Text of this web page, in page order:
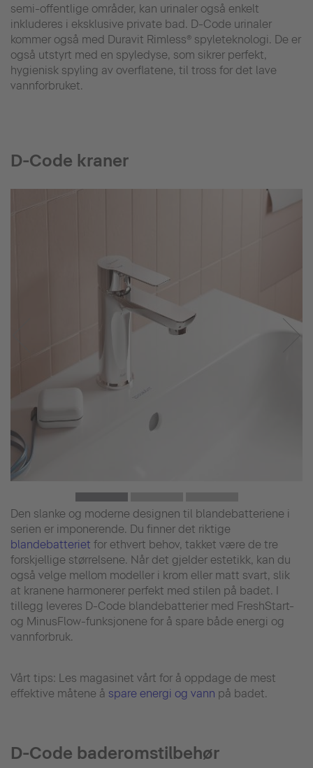
semi-offentlige områder, kan urinaler også enkelt
inkluderes i eksklusive private bad. D-Code urinaler
kommer også med Duravit Rimless® spyleteknologi. De er
også utstyrt med en spyledyse, som sikrer perfekt,
hygienisk spyling av overflatene, til tross for det lave
vannforbruket.
D-Code kraner
Den slanke og moderne designen til blandebatteriene i
serien er imponerende. Du finner det riktige
blandebatteriet for ethvert behov, takket være de tre
forskjellige størrelsene. Når det gjelder estetikk, kan du
også velge mellom modeller i krom eller matt svart, slik
at kranene harmonerer perfekt med stilen på badet. I
tillegg leveres D-Code blandebatterier med FreshStart-
og MinusFlow-funksjonene for å spare både energi og
vannforbruk.
Vårt tips: Les magasinet vårt for å oppdage de mest
effektive måtene å spare energi og vann på badet.
D-Code baderomstilbehør